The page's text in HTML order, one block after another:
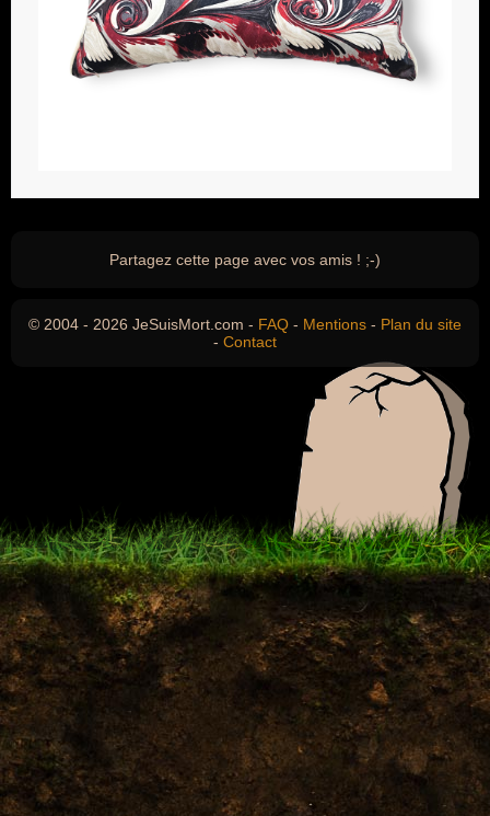
Partagez cette page avec vos amis ! ;-)
© 2004 - 2026 JeSuisMort.com - FAQ - Mentions - Plan du site
- Contact